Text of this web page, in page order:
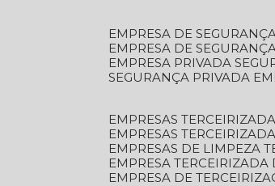
EMPRESA DE
EMPRESA DE
EMPRESA PRIVADA
SEGURANÇA PRIVADA
EMPRESAS
EMPRESAS
EMPRESAS DE LIMPEZA
EMPRESA TERCEIRIZADA
EMPRESA DE